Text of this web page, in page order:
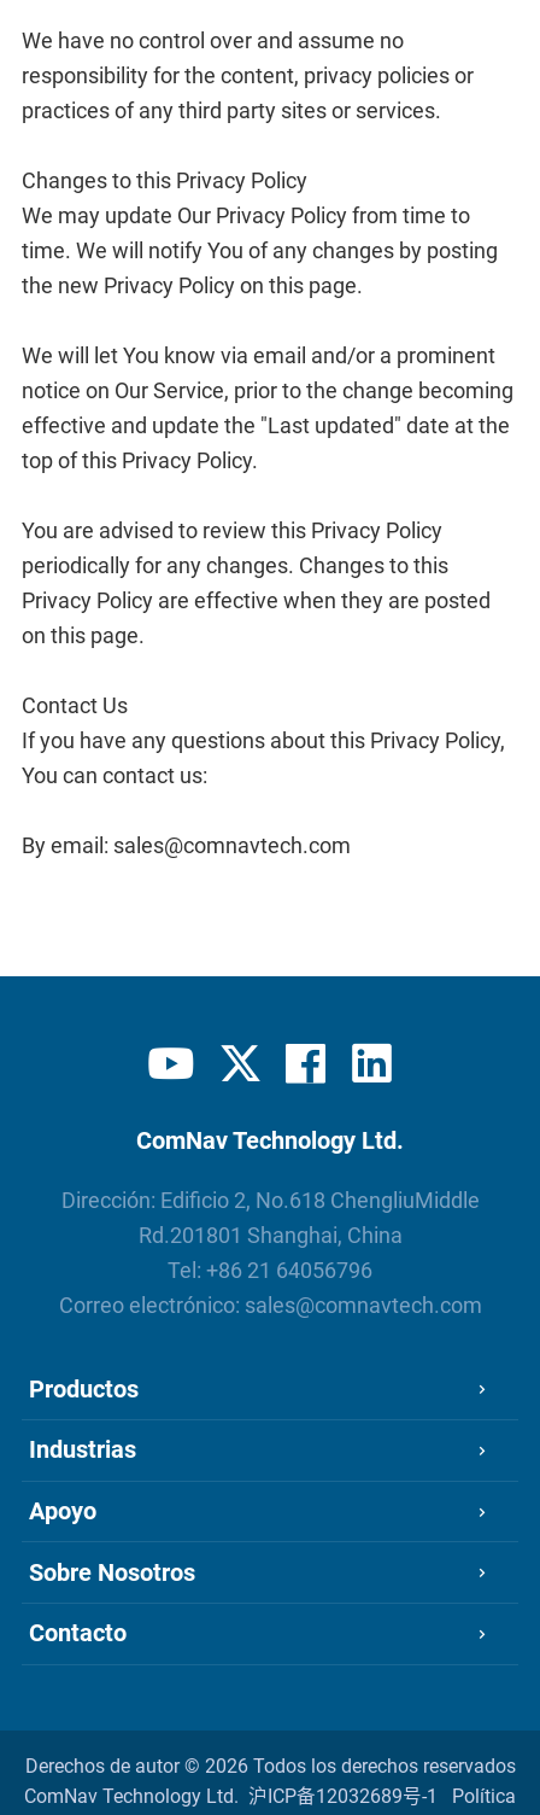
We have no control over and assume no
responsibility for the content, privacy policies or
practices of any third party sites or services.
Changes to this Privacy Policy
We may update Our Privacy Policy from time to
time. We will notify You of any changes by posting
the new Privacy Policy on this page.
We will let You know via email and/or a prominent
notice on Our Service, prior to the change becoming
effective and update the "Last updated" date at the
top of this Privacy Policy.
You are advised to review this Privacy Policy
periodically for any changes. Changes to this
Privacy Policy are effective when they are posted
on this page.
Contact Us
If you have any questions about this Privacy Policy,
You can contact us:
By email: sales@comnavtech.com
ComNav Technology Ltd.
Dirección: Edificio 2, No.618 ChengliuMiddle
Rd.201801 Shanghai, China
Tel: +86 21 64056796
Correo electrónico: sales@comnavtech.com
Productos
Industrias
Apoyo
Sobre Nosotros
Contacto
Derechos de autor © 2026 Todos los derechos reservados
ComNav Technology Ltd. 沪ICP备12032689号-1 Política